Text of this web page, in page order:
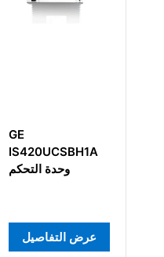
عرض التفاصيل